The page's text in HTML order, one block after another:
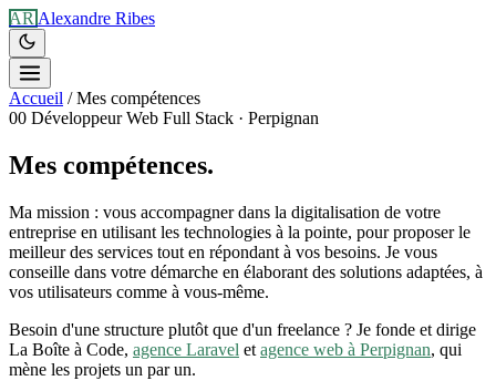
AR Alexandre Ribes
Accueil / Mes compétences
00 Développeur Web Full Stack · Perpignan
Mes compétences.
Ma mission : vous accompagner dans la digitalisation de votre
entreprise en utilisant les technologies à la pointe, pour proposer le
meilleur des services tout en répondant à vos besoins. Je vous
conseille dans votre démarche en élaborant des solutions adaptées, à
vos utilisateurs comme à vous-même.
Besoin d'une structure plutôt que d'un freelance ? Je fonde et dirige
La Boîte à Code, agence Laravel et agence web à Perpignan, qui
mène les projets un par un.